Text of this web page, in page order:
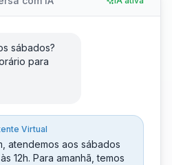
sábados?
para
Virtual
atendemos aos sábados
12h. Para amanhã, temos